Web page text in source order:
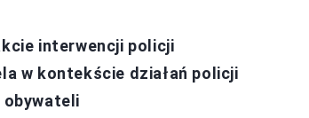
interwencji policji
w kontekście działań policji
obywateli